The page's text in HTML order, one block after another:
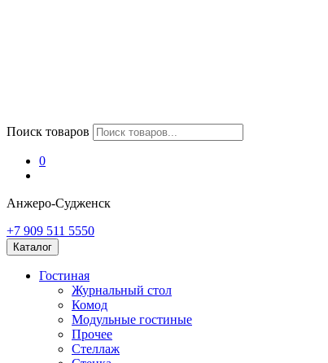
Поиск товаров
0
Анжеро-Судженск
+7 909 511 5550
Каталог
Гостиная
Журнальный стол
Комод
Модульные гостиные
Прочее
Стеллаж